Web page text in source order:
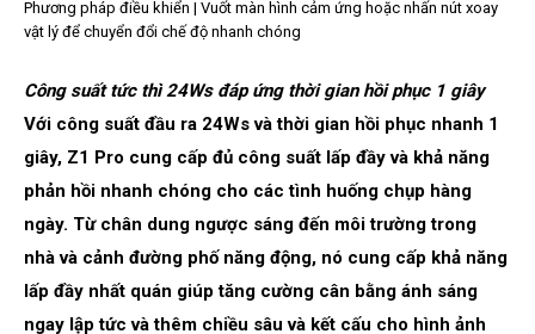
Phương pháp điều khiển | Vuốt màn hình cảm ứng hoặc nhấn nút xoay
vật lý để chuyển đổi chế độ nhanh chóng
Công suất tức thì 24Ws đáp ứng thời gian hồi phục 1 giây
Với công suất đầu ra 24Ws và thời gian hồi phục nhanh 1
giây, Z1 Pro cung cấp đủ công suất lấp đầy và khả năng
phản hồi nhanh chóng cho các tình huống chụp hàng
ngày. Từ chân dung ngược sáng đến môi trường trong
nhà và cảnh đường phố năng động, nó cung cấp khả năng
lấp đầy nhất quán giúp tăng cường cân bằng ánh sáng
ngay lập tức và thêm chiều sâu và kết cấu cho hình ảnh